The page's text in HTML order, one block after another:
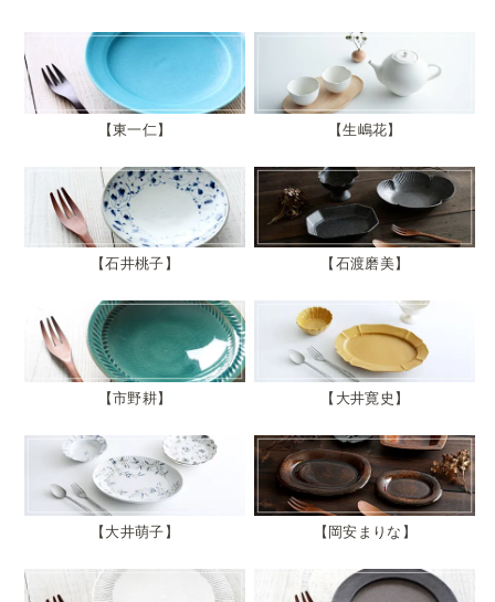
東一仁 生嶋花
石井桃子 石渡磨美
市野耕 大井寛史
大井萌子 岡安まりな